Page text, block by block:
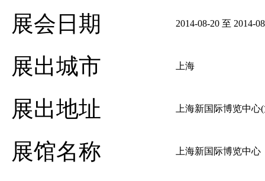
展会日期 2014-08-20 至 2014-
展出城市 上海
展出地址 上海新国际博览中心
展馆名称 上海新国际博览中心